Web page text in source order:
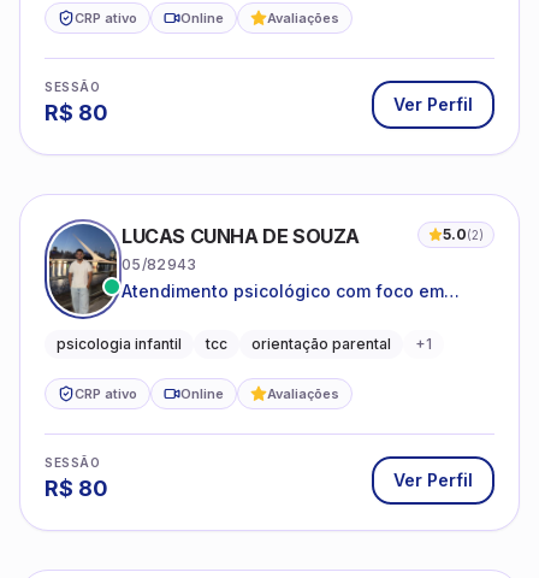
CRP ativo Online Avaliações
SESSÃO
R$ 80 Ver Perfil
LUCAS CUNHA DE SOUZA 5.0(2)
05/82943
Atendimento psicológico com foco em
promovendo equilíbrio emocional e
psicologia infantil tcc orientação parental +1
CRP ativo Online Avaliações
SESSÃO
R$ 80 Ver Perfil